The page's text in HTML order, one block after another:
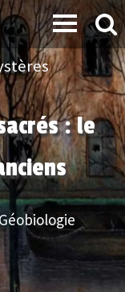
: le
Géobiologie